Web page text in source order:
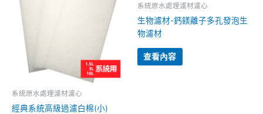
系統原水處理濾材濾心
經典系統高級過濾白棉(小)
系統原水處理濾材濾心
生物濾材-鈣鎂離子多孔發泡生
物濾材
查看內容